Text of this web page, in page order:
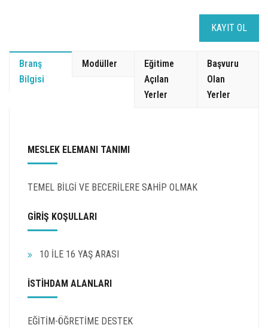
KAYIT OL
Branş
Bilgisi
Modüller
Eğitime
Açılan
Yerler
Başvuru
Olan
Yerler
MESLEK ELEMANI TANIMI
TEMEL BİLGİ VE BECERİLERE SAHİP OLMAK
GİRİŞ KOŞULLARI
10 İLE 16 YAŞ ARASI
İSTİHDAM ALANLARI
EĞİTİM-ÖĞRETİME DESTEK